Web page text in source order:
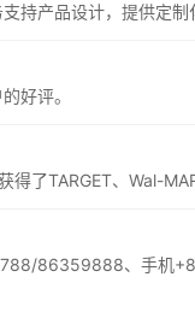
持产品设计，提供定制
好评。
了TARGET、Wal-
86359888、手机